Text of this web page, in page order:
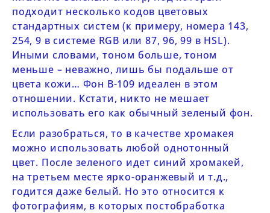
подходит несколько кодов цветовых
стандартных систем (к примеру, номера 143,
254, 9 в системе RGB или 87, 96, 99 в HSL).
Иными словами, тоном больше, тоном
меньше – неважно, лишь бы подальше от
цвета кожи… Фон B-109 идеален в этом
отношении. Кстати, никто не мешает
использовать его как обычный зеленый фон.
Если разобраться, то в качестве хромакея
можно использовать любой однотонный
цвет. После зеленого идет синий хромакей,
на третьем месте ярко-оранжевый и т.д.,
годится даже белый. Но это относится к
фотографиям, в которых постобработка